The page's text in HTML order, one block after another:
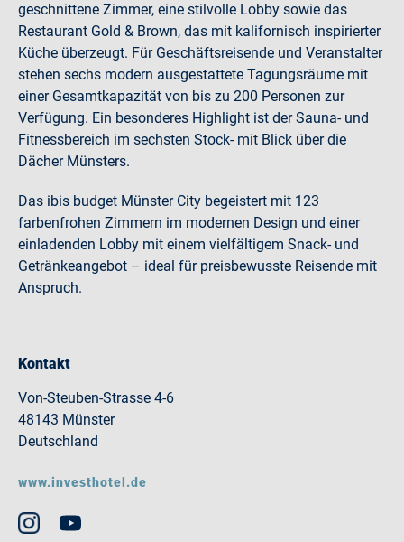
geschnittene Zimmer, eine stilvolle Lobby sowie das
Restaurant Gold & Brown, das mit kalifornisch inspirierter
Küche überzeugt. Für Geschäftsreisende und Veranstalter
stehen sechs modern ausgestattete Tagungsräume mit
einer Gesamtkapazität von bis zu 200 Personen zur
Verfügung. Ein besonderes Highlight ist der Sauna- und
Fitnessbereich im sechsten Stock- mit Blick über die
Dächer Münsters.
Das ibis budget Münster City begeistert mit 123
farbenfrohen Zimmern im modernen Design und einer
einladenden Lobby mit einem vielfältigem Snack- und
Getränkeangebot – ideal für preisbewusste Reisende mit
Anspruch.
Kontakt
Von-Steuben-Strasse 4-6
48143 Münster
Deutschland
www.investhotel.de